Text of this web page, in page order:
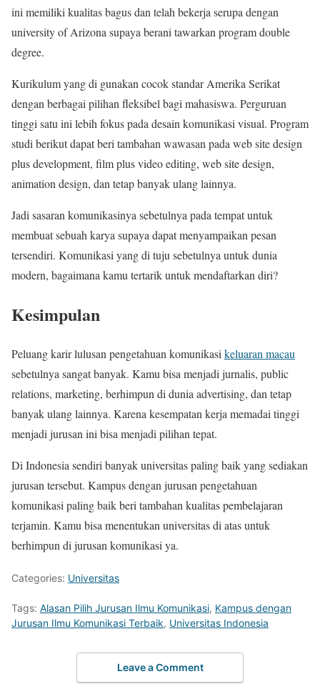
ini memiliki kualitas bagus dan telah bekerja serupa dengan
university of Arizona supaya berani tawarkan program double
degree.
Kurikulum yang di gunakan cocok standar Amerika Serikat
dengan berbagai pilihan fleksibel bagi mahasiswa. Perguruan
tinggi satu ini lebih fokus pada desain komunikasi visual. Program
studi berikut dapat beri tambahan wawasan pada web site design
plus development, film plus video editing, web site design,
animation design, dan tetap banyak ulang lainnya.
Jadi sasaran komunikasinya sebetulnya pada tempat untuk
membuat sebuah karya supaya dapat menyampaikan pesan
tersendiri. Komunikasi yang di tuju sebetulnya untuk dunia
modern, bagaimana kamu tertarik untuk mendaftarkan diri?
Kesimpulan
Peluang karir lulusan pengetahuan komunikasi keluaran macau
sebetulnya sangat banyak. Kamu bisa menjadi jurnalis, public
relations, marketing, berhimpun di dunia advertising, dan tetap
banyak ulang lainnya. Karena kesempatan kerja memadai tinggi
menjadi jurusan ini bisa menjadi pilihan tepat.
Di Indonesia sendiri banyak universitas paling baik yang sediakan
jurusan tersebut. Kampus dengan jurusan pengetahuan
komunikasi paling baik beri tambahan kualitas pembelajaran
terjamin. Kamu bisa menentukan universitas di atas untuk
berhimpun di jurusan komunikasi ya.
Categories: Universitas
Tags: Alasan Pilih Jurusan Ilmu Komunikasi, Kampus dengan
Jurusan Ilmu Komunikasi Terbaik, Universitas Indonesia
Leave a Comment